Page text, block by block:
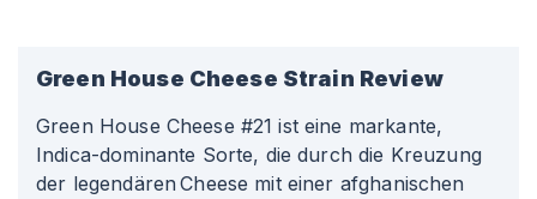
Green House Cheese Strain Review
Green House Cheese #21 ist eine markante,
Indica-dominante Sorte, die durch die Kreuzung
der legendären Cheese mit einer afghanischen